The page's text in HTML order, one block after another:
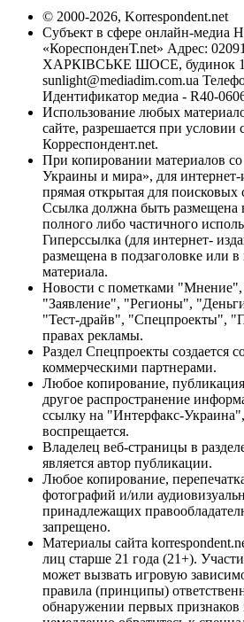
© 2000-2026, Korrespondent.net
Субъект в сфере онлайн-медиа
«КореспонденТ.net» Адрес:
ХАРКІВСЬКЕ ШОСЕ, будинок
sunlight@mediadim.com.ua
Идентификатор медиа - R40-
Использование любых
сайте, разрешается при условии
Корреспондент.net.
При копировании материалов
Украины и мира», для интернет-
прямая открытая для поисковых
Ссылка должна быть размещена
полного либо частичного
Гиперссылка (для интернет-
размещена в подзаголовке или в
материала.
Новости с пометками "Мнение",
"Заявление", "Регионы",
"Тест-драйв", "Спецпроекты",
правах рекламы.
Раздел Спецпроекты создается
коммерческими партнерами.
Любое копирование,
другое распространение
ссылку на "Интерфакс-
воспрещается.
Владелец веб-страницы в
является автор публикации.
Любое копирование,
фотографий и/или
принадлежащих
запрещено.
Материалы сайта
лиц старше 21 года (21+).
может вызвать игровую
правила (принципы)
обнаружении первых признаков